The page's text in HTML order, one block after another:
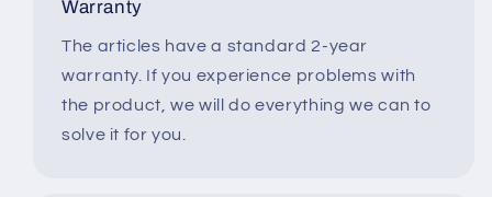
Warranty
The articles have a standard 2-year
warranty. If you experience problems with
the product, we will do everything we can to
solve it for you.